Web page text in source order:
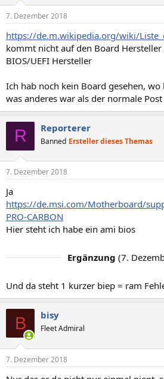
7. Dezember 2018
https://de.m.wikipedia.org/wiki/
kommt nicht auf den Board
BIOS/UEFI Hersteller
Ich hab noch kein Board gesehen,
was anderes war als der normale Post
R Reporterer
Banned Ersteller dieses Themas
7. Dezember 2018
Ja
https://de.msi.com/Motherboard/
PRO-CARBON
Hier steht ich habe ein ami bios
Ergänzung (7.
Und da steht 1 kurzer biep = ram
B bisy
Fleet Admiral
7. Dezember 2018